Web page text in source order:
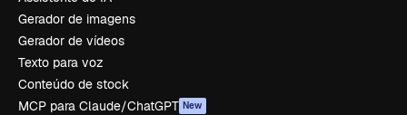
Gerador de imagens
Gerador de vídeos
Texto para voz
Conteúdo de stock
MCP para Claude/ChatGPT New